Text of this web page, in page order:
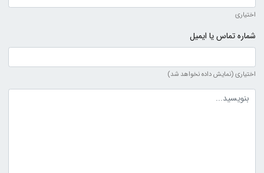
اختیاری
شماره تماس یا ایمیل
اختیاری (نمایش داده نخواهد شد)
متن دیدگاه